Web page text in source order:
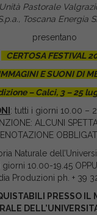
Pastorale
Toscana Energia
presentano
CERTOSA FESTIVAL
E SUONI DI
– Calci, 3 – 25
: tutti i giorni 10.00 –
ALCUNI
Naturale
giorni 10.00-19.45
Produzioni ph. + 39
PRESSO IL